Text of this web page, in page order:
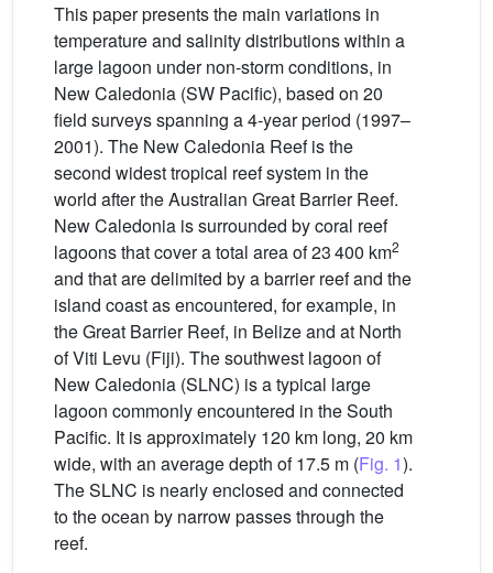
This paper presents the main variations in
temperature and salinity distributions within a
large lagoon under non-storm conditions, in
New Caledonia (SW Pacific), based on 20
field surveys spanning a 4-year period (1997–
2001). The New Caledonia Reef is the
second widest tropical reef system in the
world after the Australian Great Barrier Reef.
New Caledonia is surrounded by coral reef
lagoons that cover a total area of 23 400 km2
and that are delimited by a barrier reef and the
island coast as encountered, for example, in
the Great Barrier Reef, in Belize and at North
of Viti Levu (Fiji). The southwest lagoon of
New Caledonia (SLNC) is a typical large
lagoon commonly encountered in the South
Pacific. It is approximately 120 km long, 20 km
wide, with an average depth of 17.5 m (Fig. 1).
The SLNC is nearly enclosed and connected
to the ocean by narrow passes through the
reef.